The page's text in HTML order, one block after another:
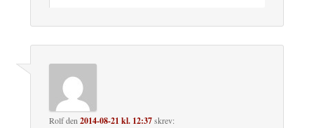
Rolfden 2014-08-21 kl. 12:37skrev: